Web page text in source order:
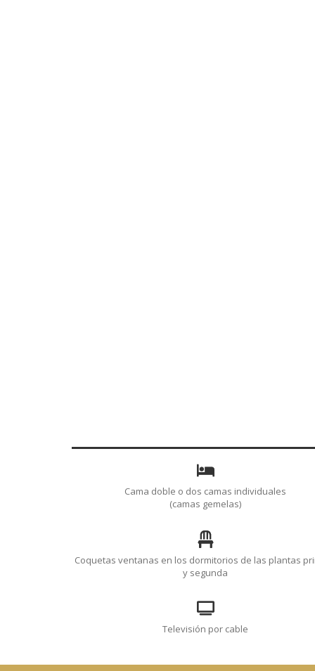
Cama doble o dos camas individuales
(camas gemelas)
Coquetas ventanas en los dormitorios de las plantas
y segunda
Televisión por cable